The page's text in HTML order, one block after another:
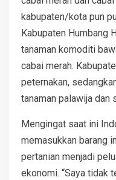
kabupaten/kota pun
Kabupaten Humbang
tanaman komoditi
cabai merah.
peternakan,
tanaman palawija dan
Mengingat saat ini
memasukkan barang
pertanian menjadi
ekonomi. “Saya tidak